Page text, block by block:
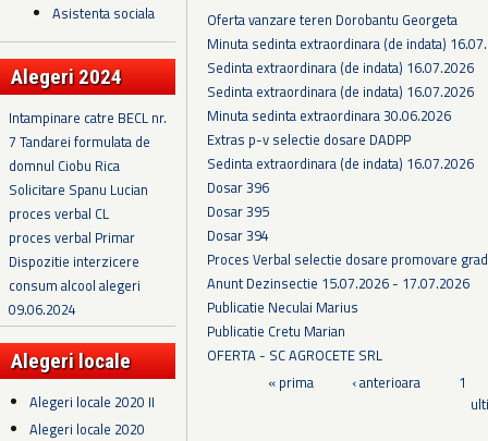
Asistenta sociala
Alegeri 2024
Intampinare catre BECL nr.
7 Tandarei formulata de
domnul Ciobu Rica
Solicitare Spanu Lucian
proces verbal CL
proces verbal Primar
Dispozitie interzicere
consum alcool alegeri
09.06.2024
Alegeri locale
Alegeri locale 2020 II
Alegeri locale 2020
Oferta vanzare teren Dorobantu Georgeta
Minuta sedinta extraordinara (de indata)
Sedinta extraordinara (de indata) 16.07.2026
Sedinta extraordinara (de indata) 16.07.2026
Minuta sedinta extraordinara 30.06.2026
Extras p-v selectie dosare DADPP
Sedinta extraordinara (de indata) 16.07.2026
Dosar 396
Dosar 395
Dosar 394
Proces Verbal selectie dosare promovare
Anunt Dezinsectie 15.07.2026 - 17.07.2026
Publicatie Neculai Marius
Publicatie Cretu Marian
OFERTA - SC AGROCETE SRL
Pagini« prima ‹ anterioara
1